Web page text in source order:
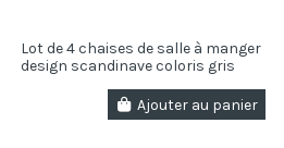
Lot de 4 chaises de salle à manger
design scandinave coloris gris
Ajouter au panier